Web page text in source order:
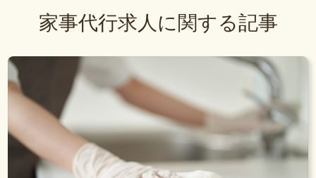
家事代行求人に関する記事